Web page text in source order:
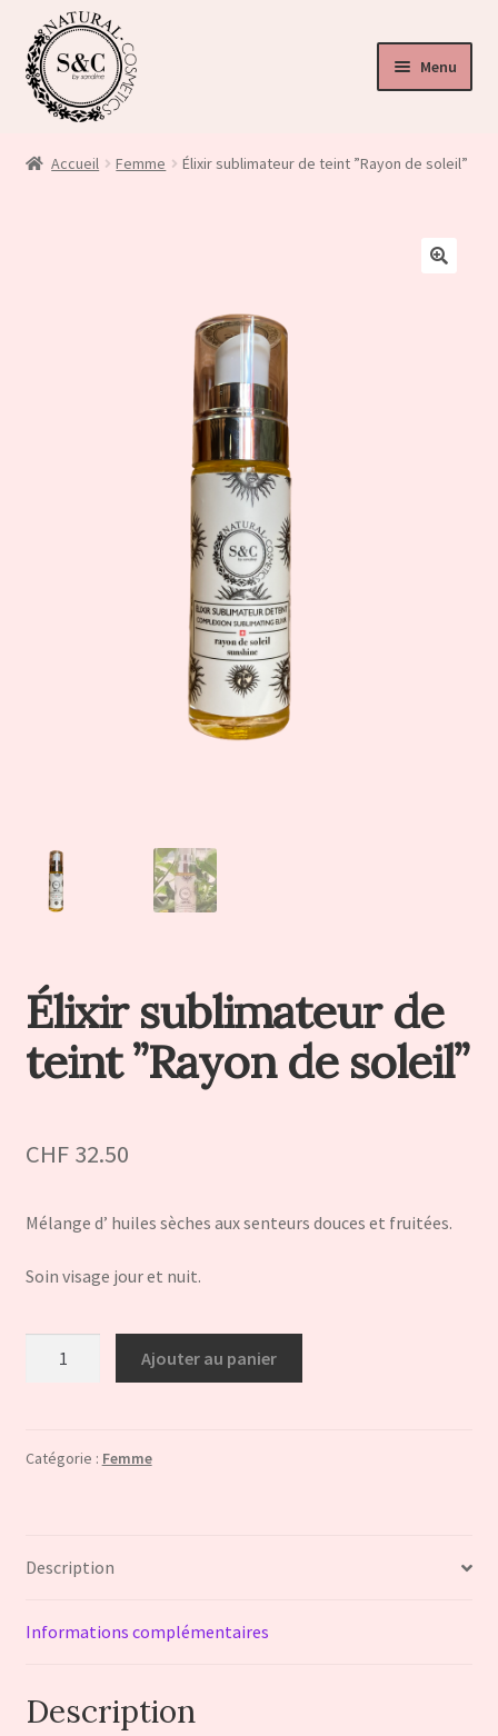
Menu
Accueil Femme Élixir sublimateur de teint ”Rayon de soleil”
Élixir sublimateur de
teint ”Rayon de soleil”
CHF32.50
Mélange d’ huiles sèches aux senteurs douces et fruitées.
Soin visage jour et nuit.
de
soleil''
Ajouter au panier
Catégorie : Femme
Description
Informations complémentaires
Description